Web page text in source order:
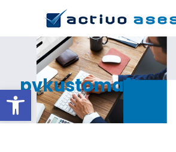
Abrir barra de herramientas
pvkustomaft